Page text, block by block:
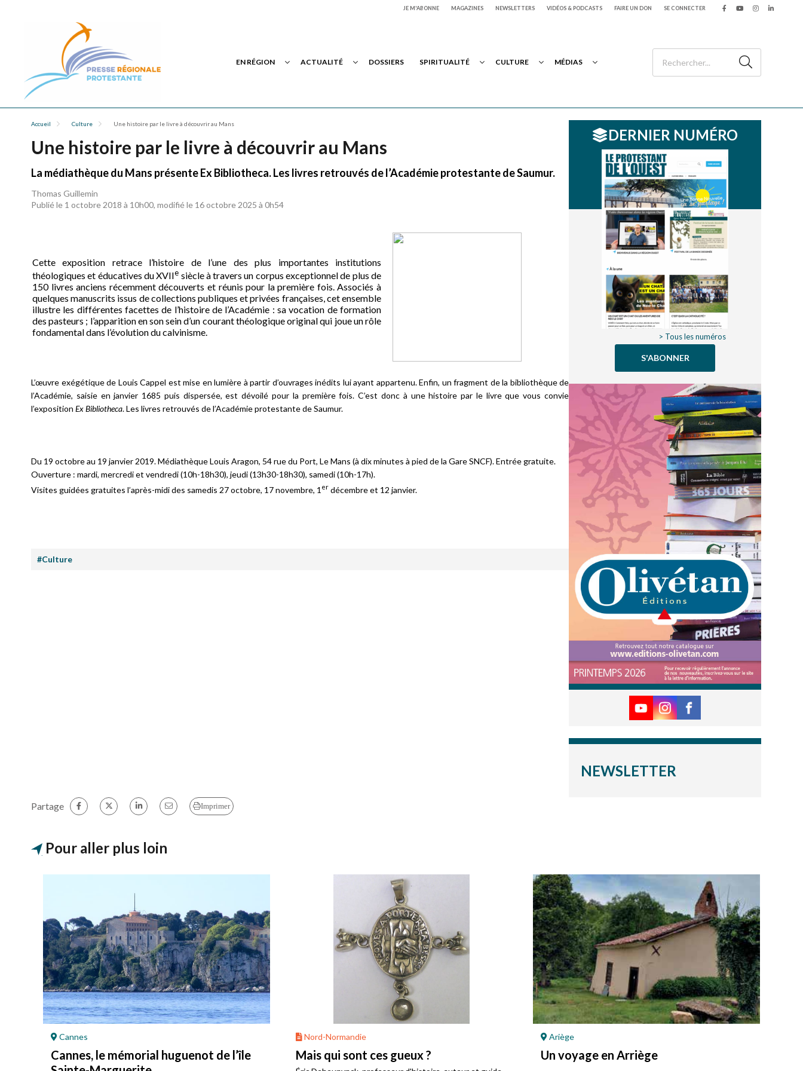
JE M'ABONNE MAGAZINES NEWSLETTERS VIDÉOS & PODCASTS FAIRE UN DON SE CONNECTER
EN RÉGION ACTUALITÉ DOSSIERS SPIRITUALITÉ CULTURE MÉDIAS
Accueil Culture Une histoire par le livre à découvrir au Mans
Une histoire par le livre à découvrir au Mans
La médiathèque du Mans présente Ex Bibliotheca. Les livres retrouvés de l’Académie protestante de Saumur.
Thomas Guillemin
Publié le 1 octobre 2018 à 10h00, modifié le 16 octobre 2025 à 0h54
Cette exposition retrace l’histoire de l’une des plus importantes institutions
théologiques et éducatives du XVIIe siècle à travers un corpus exceptionnel de plus de
150 livres anciens récemment découverts et réunis pour la première fois. Associés à
quelques manuscrits issus de collections publiques et privées françaises, cet ensemble
illustre les différentes facettes de l’histoire de l’Académie : sa vocation de formation
des pasteurs ; l’apparition en son sein d’un courant théologique original qui joue un rôle
fondamental dans l’évolution du calvinisme.
L’œuvre exégétique de Louis Cappel est mise en lumière à partir d’ouvrages inédits lui ayant appartenu. Enfin, un fragment de la bibliothèque de
l’Académie, saisie en janvier 1685 puis dispersée, est dévoilé pour la première fois. C’est donc à une histoire par le livre que vous convie
l’exposition Ex Bibliotheca. Les livres retrouvés de l’Académie protestante de Saumur.
Du 19 octobre au 19 janvier 2019. Médiathèque Louis Aragon, 54 rue du Port, Le Mans (à dix minutes à pied de la Gare SNCF). Entrée gratuite.
Ouverture : mardi, mercredi et vendredi (10h-18h30), jeudi (13h30-18h30), samedi (10h-17h).
Visites guidées gratuites l’après-midi des samedis 27 octobre, 17 novembre, 1 er décembre et 12 janvier.
#Culture
DERNIER NUMÉRO
> Tous les numéros
S'ABONNER
NEWSLETTER
Partage Imprimer
Pour aller plus loin
Cannes
Cannes, le mémorial huguenot de l’île
Nord-Normandie
Mais qui sont ces gueux ?
Ariège
Un voyage en Arriège